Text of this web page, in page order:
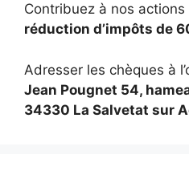
Contribuez à nos actions
réduction d’impôts de
Adresser les chèques à
Jean Pougnet 54,
34330 La Salvetat sur